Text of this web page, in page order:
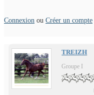
Connexion ou Créer un compte
TREIZH
Groupe I